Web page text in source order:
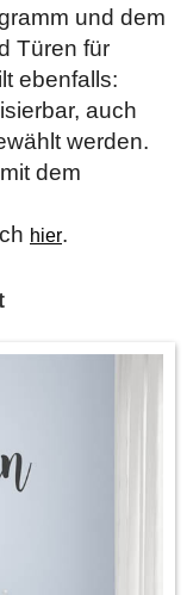
und dem
Türen für
ebenfalls:
auch
werden.
dem
hier.